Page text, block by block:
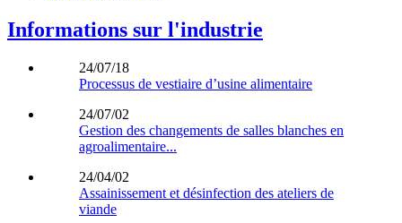
Informations sur l'industrie
24/07/18
Processus de vestiaire d’usine alimentaire
24/07/02
Gestion des changements de salles blanches en
agroalimentaire...
24/04/02
Assainissement et désinfection des ateliers de
viande